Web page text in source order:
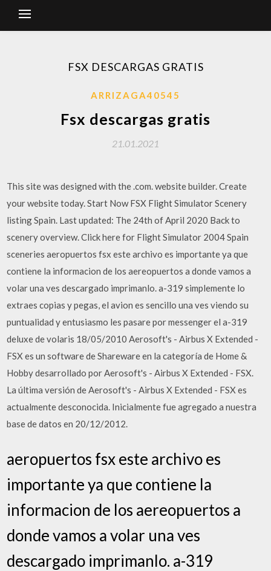
FSX DESCARGAS GRATIS
ARRIZAGA40545
Fsx descargas gratis
21.01.2021
This site was designed with the .com. website builder. Create
your website today. Start Now FSX Flight Simulator Scenery
listing Spain. Last updated: The 24th of April 2020 Back to
scenery overview. Click here for Flight Simulator 2004 Spain
sceneries aeropuertos fsx este archivo es importante ya que
contiene la informacion de los aereopuertos a donde vamos a
volar una ves descargado imprimanlo. a-319 simplemente lo
extraes copias y pegas, el avion es sencillo una ves viendo su
puntualidad y entusiasmo les pasare por messenger el a-319
deluxe de volaris 18/05/2010 Aerosoft's - Airbus X Extended -
FSX es un software de Shareware en la categoría de Home &
Hobby desarrollado por Aerosoft's - Airbus X Extended - FSX.
La última versión de Aerosoft's - Airbus X Extended - FSX es
actualmente desconocida. Inicialmente fue agregado a nuestra
base de datos en 20/12/2012.
aeropuertos fsx este archivo es
importante ya que contiene la
informacion de los aereopuertos a
donde vamos a volar una ves
descargado imprimanlo. a-319